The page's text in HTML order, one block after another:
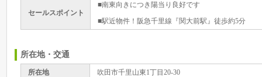
セールスポイント
■南東向きにつき陽当り良好です
■駅近物件！阪急千里線『関大前駅』徒歩約5分
所在地・交通
所在地 吹田市千里山東1丁目20-30